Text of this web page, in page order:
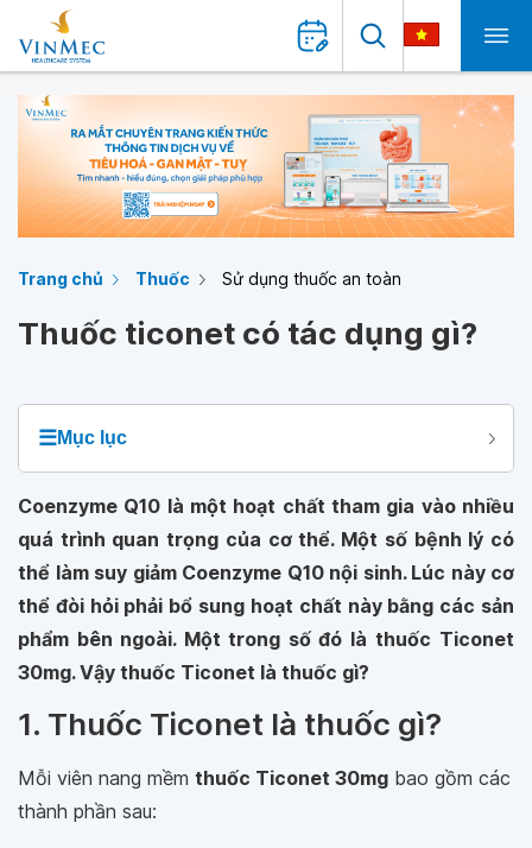
Trang chủ Thuốc Sử dụng thuốc an toàn
Thuốc ticonet có tác dụng gì?
☰Mục lục
Coenzyme Q10 là một hoạt chất tham gia vào nhiều
quá trình quan trọng của cơ thể. Một số bệnh lý có
thể làm suy giảm Coenzyme Q10 nội sinh. Lúc này cơ
thể đòi hỏi phải bổ sung hoạt chất này bằng các sản
phẩm bên ngoài. Một trong số đó là thuốc Ticonet
30mg. Vậy thuốc Ticonet là thuốc gì?
1. Thuốc Ticonet là thuốc gì?
Mỗi viên nang mềm thuốc Ticonet 30mg bao gồm các
thành phần sau: